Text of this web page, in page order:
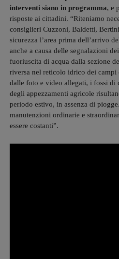
interventi siano in programma, e
risposte ai cittadini. “Riteniamo
consiglieri Cuzzoni, Baldetti,
sicurezza l’area prima dell’arrivo
anche a causa delle segnalazioni
fuoriuscita di acqua dalla sezione
riversa nel reticolo idrico dei campi
dalle foto e video allegati, i fossi di
degli appezzamenti agricole
periodo estivo, in assenza di
manutenzioni ordinarie e
essere costanti”.